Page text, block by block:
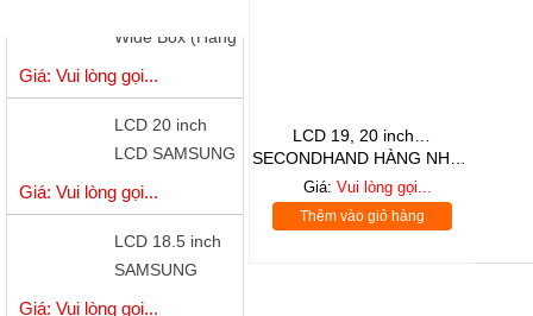
Công Ty)
Giá: Vui lòng gọi...
LCD 20 inch
LCD SAMSUNG
S20B300B - LED
Giá: Vui lòng gọi...
LCD 18.5 inch
SAMSUNG
S19A150 - LED
có cổng DVI
Giá: Vui lòng gọi...
LCD 19, 20 inch…
SECONDHAND HÀNG NHẬT
GOOD - giá cực tốt
Giá:Vui lòng gọi...
Thêm vào giỏ hàng